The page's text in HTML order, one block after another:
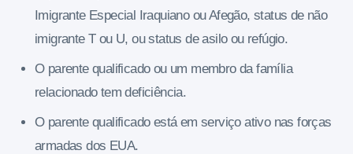
Imigrante Especial Iraquiano ou Afegão, status de não
imigrante T ou U, ou status de asilo ou refúgio.
O parente qualificado ou um membro da família
relacionado tem deficiência.
O parente qualificado está em serviço ativo nas forças
armadas dos EUA.